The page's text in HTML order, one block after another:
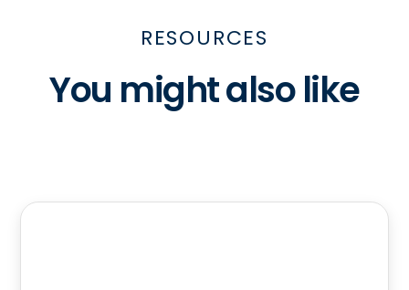
RESOURCES
You might also like